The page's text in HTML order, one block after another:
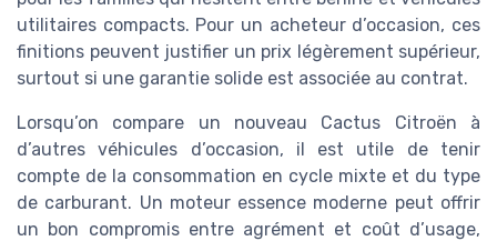
utilitaires compacts. Pour un acheteur d’occasion, ces
finitions peuvent justifier un prix légèrement supérieur,
surtout si une garantie solide est associée au contrat.
Lorsqu’on compare un nouveau Cactus Citroën à
d’autres véhicules d’occasion, il est utile de tenir
compte de la consommation en cycle mixte et du type
de carburant. Un moteur essence moderne peut offrir
un bon compromis entre agrément et coût d’usage,